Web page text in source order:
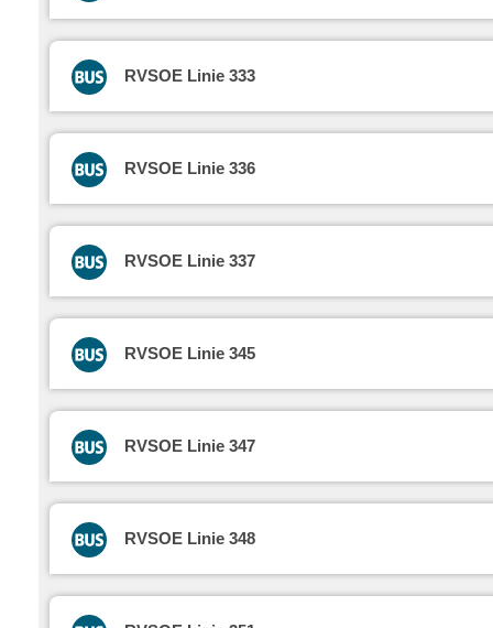
RVSOE Linie 333
RVSOE Linie 336
RVSOE Linie 337
RVSOE Linie 345
RVSOE Linie 347
RVSOE Linie 348